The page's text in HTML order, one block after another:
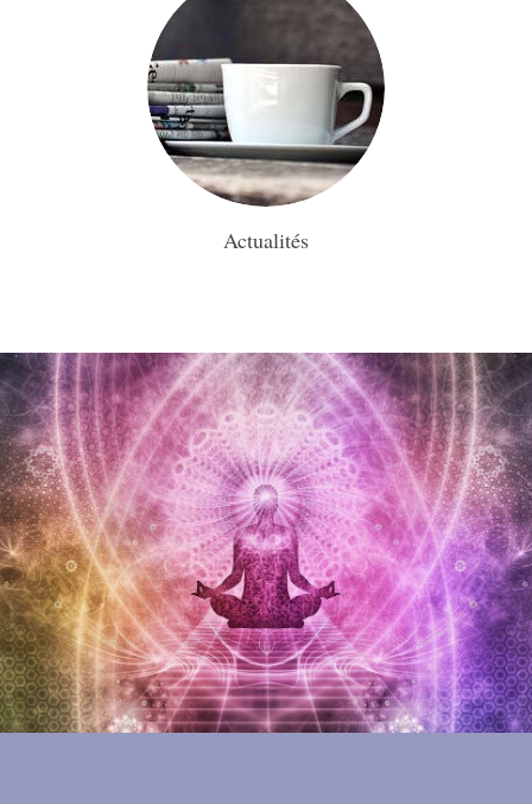
Actualités